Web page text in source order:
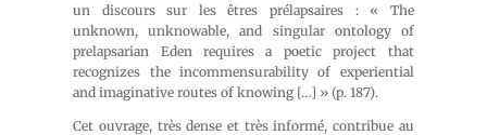
un discours sur les êtres prélapsaires : « The
unknown, unknowable, and singular ontology of
prelapsarian Eden requires a poetic project that
recognizes the incommensurability of experiential
and imaginative routes of knowing […] » (p. 187).
Cet ouvrage, très dense et très informé, contribue au